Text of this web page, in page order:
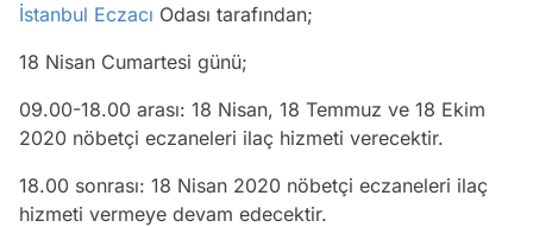
İstanbul Eczacı Odası tarafından;
18 Nisan Cumartesi günü;
09.00-18.00 arası: 18 Nisan, 18 Temmuz ve 18 Ekim
2020 nöbetçi eczaneleri ilaç hizmeti verecektir.
18.00 sonrası: 18 Nisan 2020 nöbetçi eczaneleri ilaç
hizmeti vermeye devam edecektir.